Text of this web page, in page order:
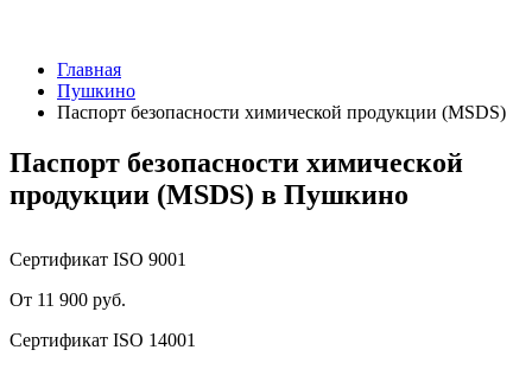
Главная
Пушкино
Паспорт безопасности химической продукции (MSDS)
Паспорт безопасности химической
продукции (MSDS) в Пушкино
Сертификат ISO 9001
От 11 900 руб.
Сертификат ISO 14001